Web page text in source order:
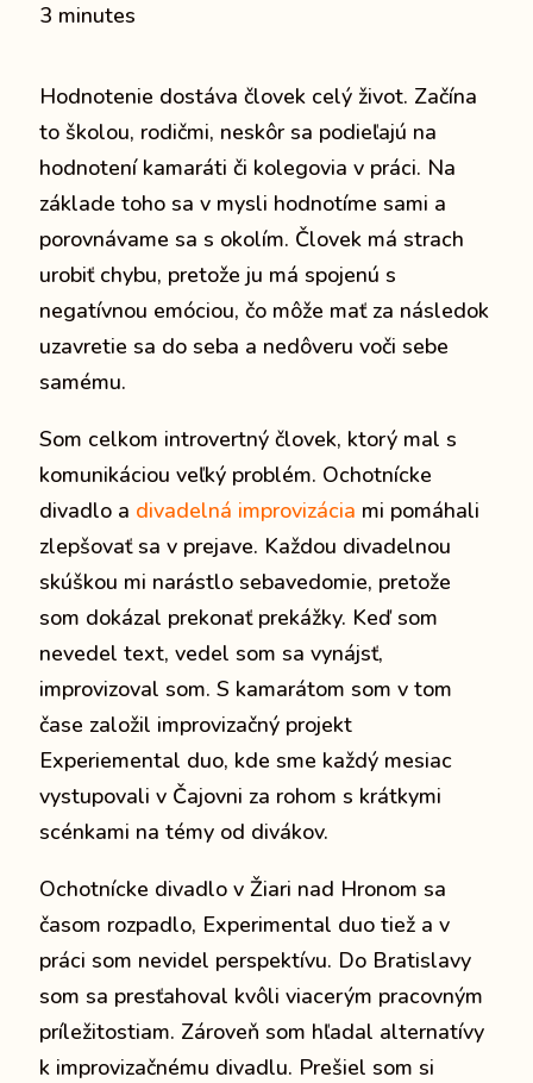
3 minutes
Hodnotenie dostáva človek celý život. Začína
to školou, rodičmi, neskôr sa podieľajú na
hodnotení kamaráti či kolegovia v práci. Na
základe toho sa v mysli hodnotíme sami a
porovnávame sa s okolím. Človek má strach
urobiť chybu, pretože ju má spojenú s
negatívnou emóciou, čo môže mať za následok
uzavretie sa do seba a nedôveru voči sebe
samému.
Som celkom introvertný človek, ktorý mal s
komunikáciou veľký problém. Ochotnícke
divadlo a divadelná improvizácia mi pomáhali
zlepšovať sa v prejave. Každou divadelnou
skúškou mi narástlo sebavedomie, pretože
som dokázal prekonať prekážky. Keď som
nevedel text, vedel som sa vynájsť,
improvizoval som. S kamarátom som v tom
čase založil improvizačný projekt
Experiemental duo, kde sme každý mesiac
vystupovali v Čajovni za rohom s krátkymi
scénkami na témy od divákov.
Ochotnícke divadlo v Žiari nad Hronom sa
časom rozpadlo, Experimental duo tiež a v
práci som nevidel perspektívu. Do Bratislavy
som sa presťahoval kvôli viacerým pracovným
príležitostiam. Zároveň som hľadal alternatívy
k improvizačnému divadlu. Prešiel som si